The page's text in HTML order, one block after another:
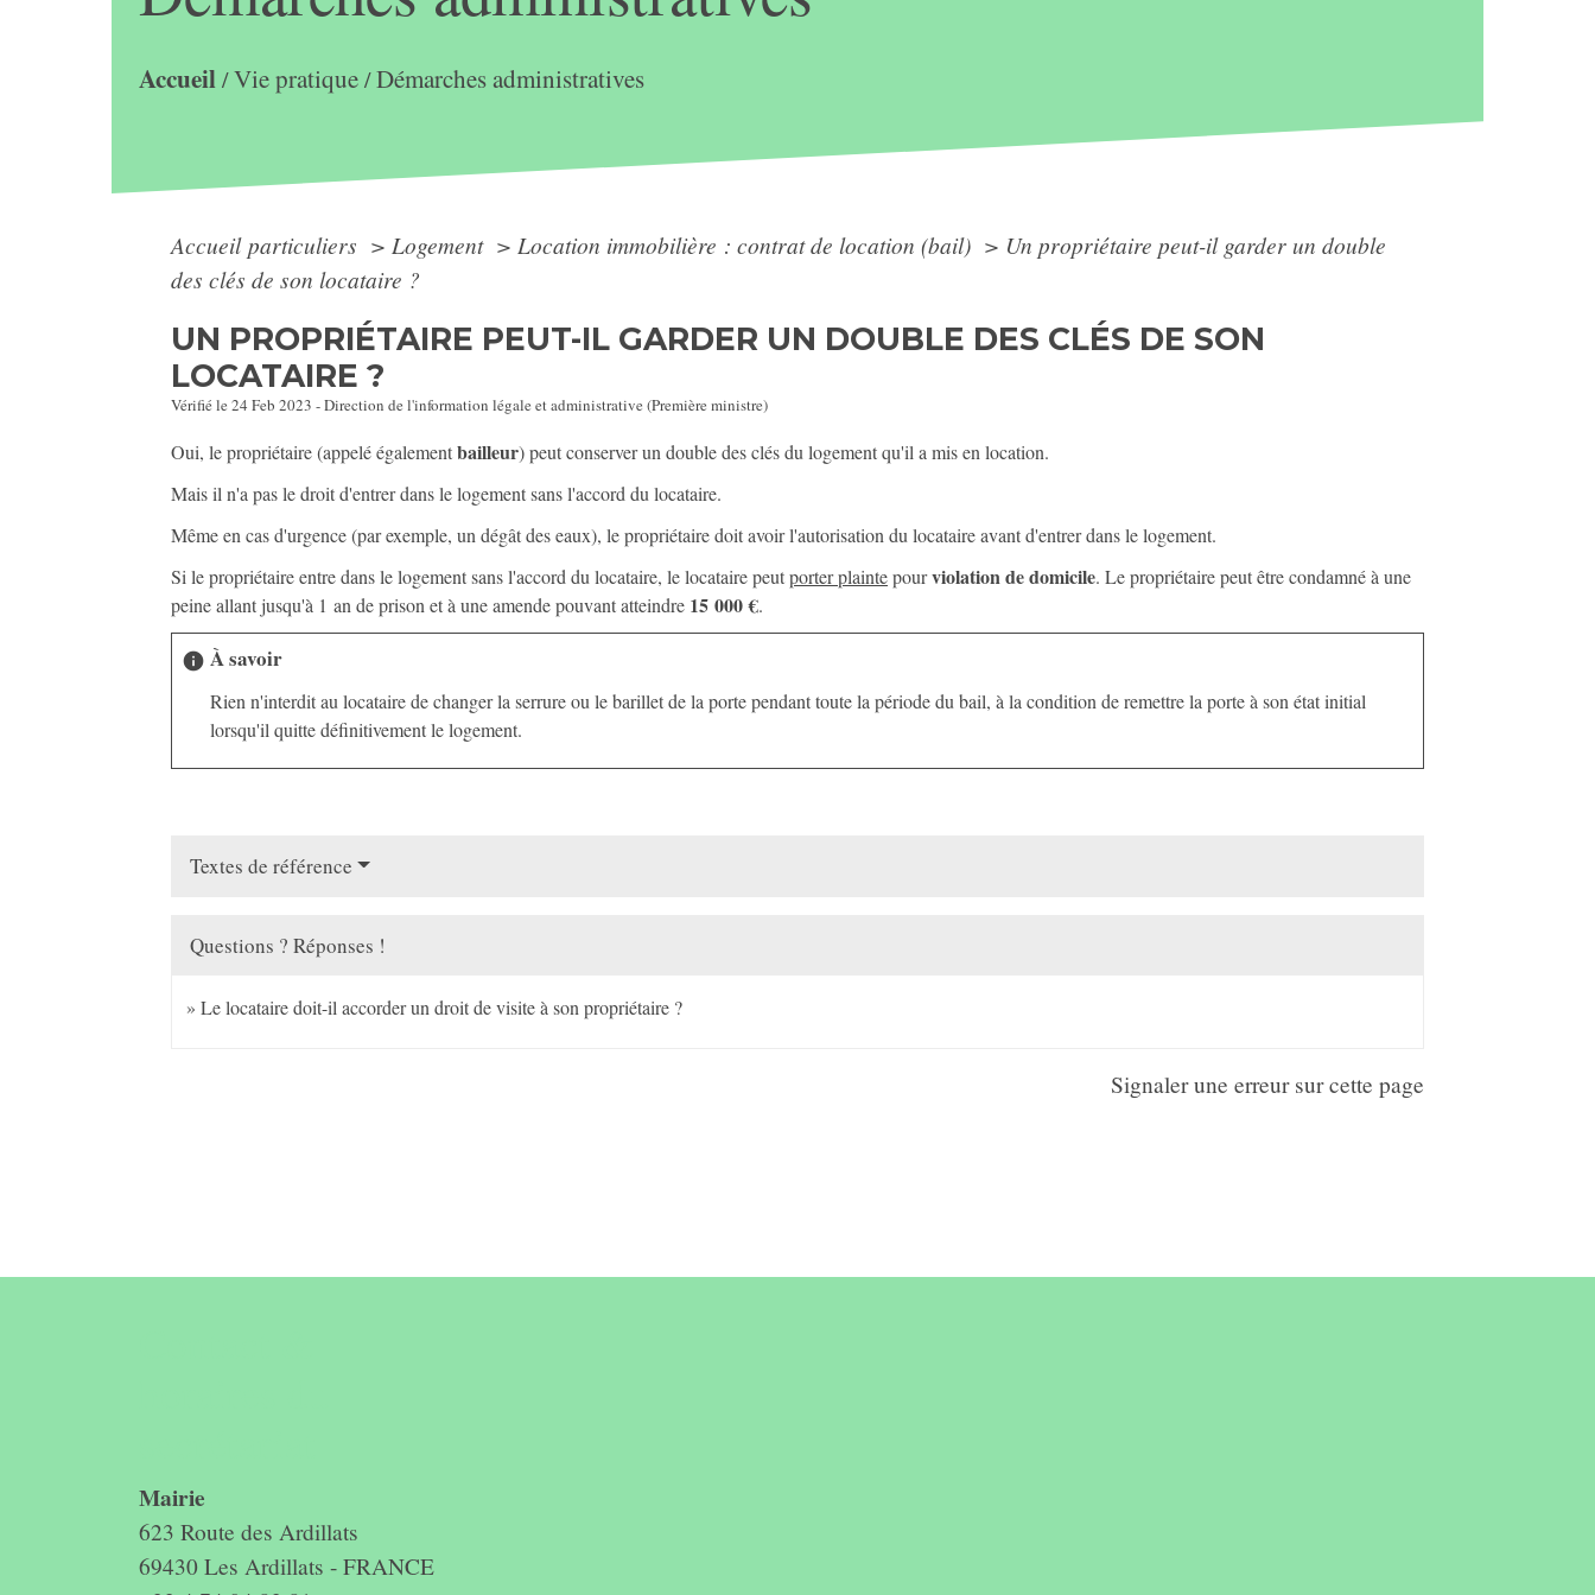
Accueil/Vie pratique/Démarches administratives
Accueil particuliers > Logement > Location immobilière : contrat de location (bail) > Un propriétaire peut-il garder un double
des clés de son locataire ?
UN PROPRIÉTAIRE PEUT-IL GARDER UN DOUBLE DES CLÉS DE SON
LOCATAIRE ?
Vérifié le 24 Feb 2023 - Direction de l'information légale et administrative (Première ministre)
Oui, le propriétaire (appelé égalementbailleur) peut conserver un double des clés du logement qu'il a mis en location.
Mais il n'a pas le droit d'entrer dans le logement sans l'accord du locataire.
Même en cas d'urgence (par exemple, un dégât des eaux), le propriétaire doit avoir l'autorisation du locataire avant d'entrer dans le logement.
Si le propriétaire entre dans le logement sans l'accord du locataire, le locataire peutporter plaintepourviolation de domicile. Le propriétaire peut être condamné à une
peine allant jusqu'à 1 an de prison et à une amende pouvant atteindre 15 000 €.
info À savoir
Rien n'interdit au locataire de changer la serrure ou le barillet de la porte pendant toute la période du bail, à la condition de remettre la porte à son état initial
lorsqu'il quitte définitivement le logement.
Textes de référence
Questions ? Réponses !
Le locataire doit-il accorder un droit de visite à son propriétaire ?
Signaler une erreur sur cette page
Mairie
623 Route des Ardillats
69430 Les Ardillats - FRANCE